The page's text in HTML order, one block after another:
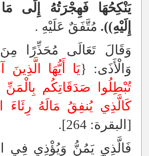
يَنْكِحُهَا فَهِجْرَتُهُ إِلَى
إِلَيْهِ)). مُتَّفَقٌ عَلَيْهِ .
وَقَالَ تَعَالَى مُحَذِّرًا
وَالْأَذَى: {يَا أَيُّهَا الَّذِينَ
تُبْطِلُوا صَدَقَاتِكُم بِالْمَنِّ
كَالَّذِي يُنفِقُ مَالَهُ رِئَاءَ
[البقرة: 264].
فَالَّذِي يَمُنُّ وَيُؤْذِي فِي